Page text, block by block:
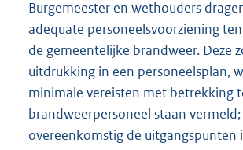
Burgemeester en wethouders
adequate personeelsvoorziening
de gemeentelijke brandweer. Deze
uitdrukking in een personeelsplan,
minimale vereisten met betrekking
brandweerpersoneel staan
overeenkomstig de uitgangspunten